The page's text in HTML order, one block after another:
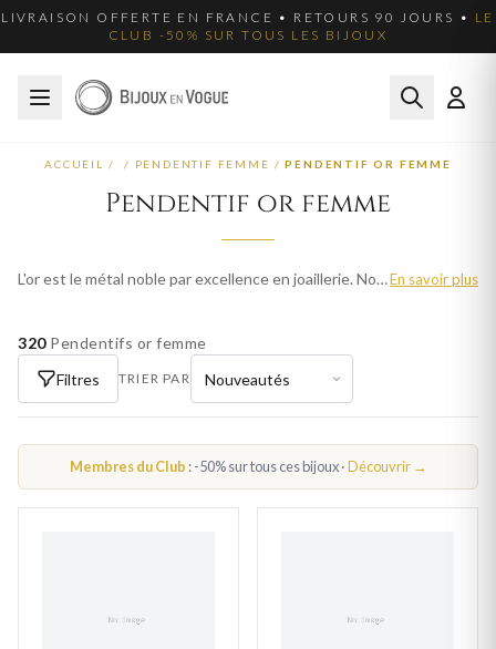
LIVRAISON OFFERTE EN FRANCE • RETOURS 90 JOURS • LE
CLUB -50% SUR TOUS LES BIJOUX
ACCUEIL / / PENDENTIF FEMME / PENDENTIF OR FEMME
Pendentif or femme
L'or est le métal noble par excellence en joaillerie. Nos pendentifs en or femme sont disponibles en or jaune, or blanc et or rose, en 9 et 18 carats. Chaque pièce est fabriquée avec le savoir-faire de l'orfèvrerie française. Parcourez plus de 1454 modèles pour femme et trouvez votre bijou idéal. Livraison offerte en France métropolitaine.En savoir plus
320Pendentifs or femme
Filtres
TRIER PAR
Membres du Club : -50% sur tous ces bijoux ·Découvrir →